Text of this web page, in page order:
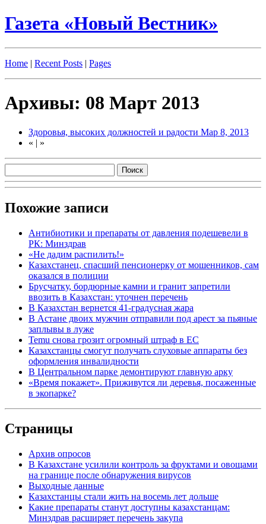
Газета «Новый Вестник»
Home | Recent Posts | Pages
Архивы: 08 Март 2013
Здоровья, высоких должностей и радости Мар 8, 2013
« | »
Похожие записи
Антибиотики и препараты от давления подешевели в
РК: Минздрав
«Не дадим распилить!»
Казахстанец, спасший пенсионерку от мошенников, сам
оказался в полиции
Брусчатку, бордюрные камни и гранит запретили
ввозить в Казахстан: уточнен перечень
В Казахстан вернется 41-градусная жара
В Астане двоих мужчин отправили под арест за пьяные
заплывы в луже
Temu снова грозит огромный штраф в ЕС
Казахстанцы смогут получать слуховые аппараты без
оформления инвалидности
В Центральном парке демонтируют главную арку
«Время покажет». Приживутся ли деревья, посаженные
в экопарке?
Страницы
Архив опросов
В Казахстане усилили контроль за фруктами и овощами
на границе после обнаружения вирусов
Выходные данные
Казахстанцы стали жить на восемь лет дольше
Какие препараты станут доступны казахстанцам:
Минздрав расширяет перечень закупа